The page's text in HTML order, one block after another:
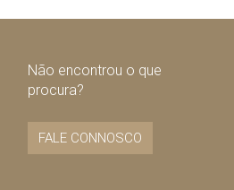
Não encontrou o que
procura?
FALE CONNOSCO